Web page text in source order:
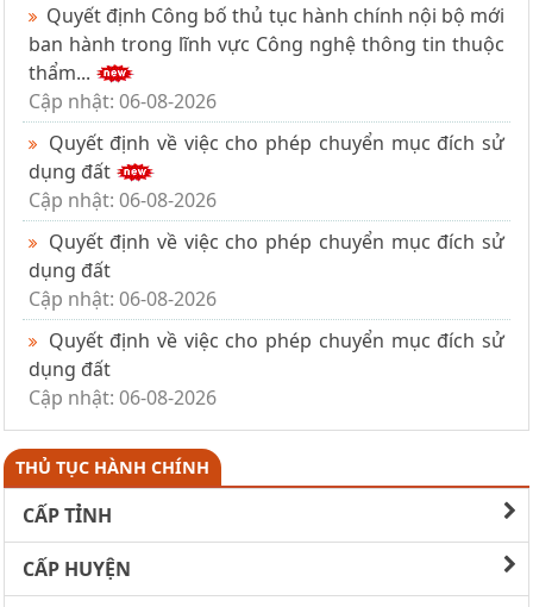
Quyết định Công bố thủ tục hành chính nội bộ mới
ban hành trong lĩnh vực Công nghệ thông tin thuộc
thẩm...
Cập nhật: 06-08-2026
Quyết định về việc cho phép chuyển mục đích sử
dụng đất
Cập nhật: 06-08-2026
Quyết định về việc cho phép chuyển mục đích sử
dụng đất
Cập nhật: 06-08-2026
Quyết định về việc cho phép chuyển mục đích sử
dụng đất
Cập nhật: 06-08-2026
THỦ TỤC HÀNH CHÍNH
CẤP TỈNH
CẤP HUYỆN